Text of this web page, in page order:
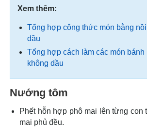
Xem thêm:
Tổng hợp công thức món bằng
dầu
Tổng hợp cách làm các món bánh
không dầu
Nướng tôm
Phết hỗn hợp phô mai lên từng con
mai phủ đều.